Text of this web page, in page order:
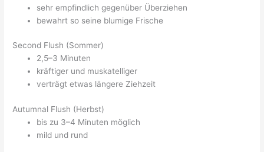
sehr empfindlich gegenüber Überziehen
bewahrt so seine blumige Frische
Second Flush (Sommer)
2,5–3 Minuten
kräftiger und muskatelliger
verträgt etwas längere Ziehzeit
Autumnal Flush (Herbst)
bis zu 3–4 Minuten möglich
mild und rund